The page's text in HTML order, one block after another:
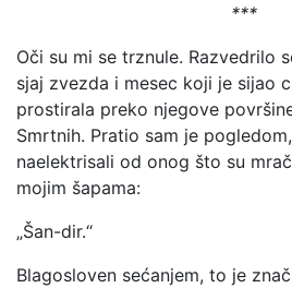
***
Oči su mi se trznule. Razvedrilo
sjaj zvezda i mesec koji je sijao
prostirala preko njegove
Smrtnih. Pratio sam je
naelektrisali od onog što su
mojim šapama:
„Šan-dir.“
Blagosloven sećanjem, to je